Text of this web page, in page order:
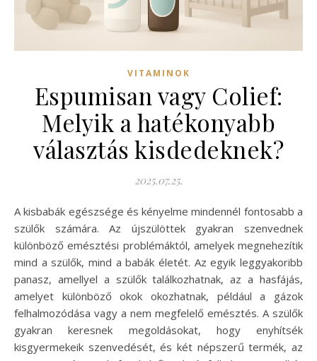
VITAMINOK
Espumisan vagy Colief:
Melyik a hatékonyabb
választás kisdedeknek?
2025.07.25.
A kisbabák egészsége és kényelme mindennél fontosabb a
szülők számára. Az újszülöttek gyakran szenvednek
különböző emésztési problémáktól, amelyek megnehezítik
mind a szülők, mind a babák életét. Az egyik leggyakoribb
panasz, amellyel a szülők találkozhatnak, az a hasfájás,
amelyet különböző okok okozhatnak, például a gázok
felhalmozódása vagy a nem megfelelő emésztés. A szülők
gyakran keresnek megoldásokat, hogy enyhítsék
kisgyermekeik szenvedését, és két népszerű termék, az